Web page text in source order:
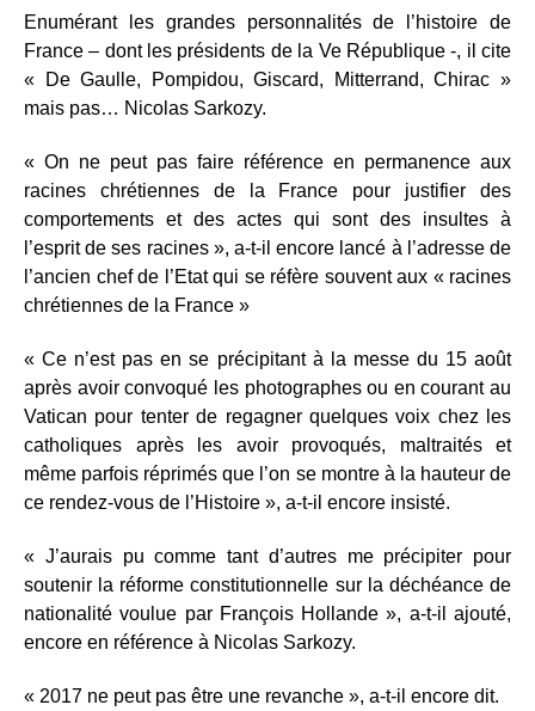
Enumérant les grandes personnalités de l’histoire de
France – dont les présidents de la Ve République -, il cite
« De Gaulle, Pompidou, Giscard, Mitterrand, Chirac »
mais pas… Nicolas Sarkozy.
« On ne peut pas faire référence en permanence aux
racines chrétiennes de la France pour justifier des
comportements et des actes qui sont des insultes à
l’esprit de ses racines », a-t-il encore lancé à l’adresse de
l’ancien chef de l’Etat qui se réfère souvent aux « racines
chrétiennes de la France »
« Ce n’est pas en se précipitant à la messe du 15 août
après avoir convoqué les photographes ou en courant au
Vatican pour tenter de regagner quelques voix chez les
catholiques après les avoir provoqués, maltraités et
même parfois réprimés que l’on se montre à la hauteur de
ce rendez-vous de l’Histoire », a-t-il encore insisté.
« J’aurais pu comme tant d’autres me précipiter pour
soutenir la réforme constitutionnelle sur la déchéance de
nationalité voulue par François Hollande », a-t-il ajouté,
encore en référence à Nicolas Sarkozy.
« 2017 ne peut pas être une revanche », a-t-il encore dit.